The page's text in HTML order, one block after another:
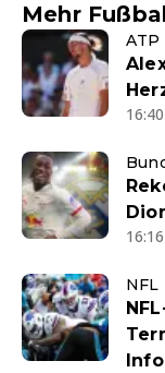
Mehr
ATP
NFL